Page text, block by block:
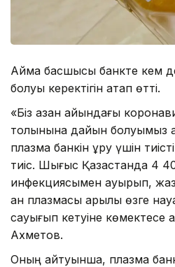
Аймақ басшысы банкте кем
болуы керектігін атап өтті.
«Біз қазан айындағы
толқынына дайын болуымыз
плазма банкін құру үшін
тиіс. Шығыс Қазақстанда 4
инфекциясымен ауырып,
қан плазмасы арқылы өзге
сауығып кетуіне көмектесе
Ахметов.
Оның айтуынша, плазма